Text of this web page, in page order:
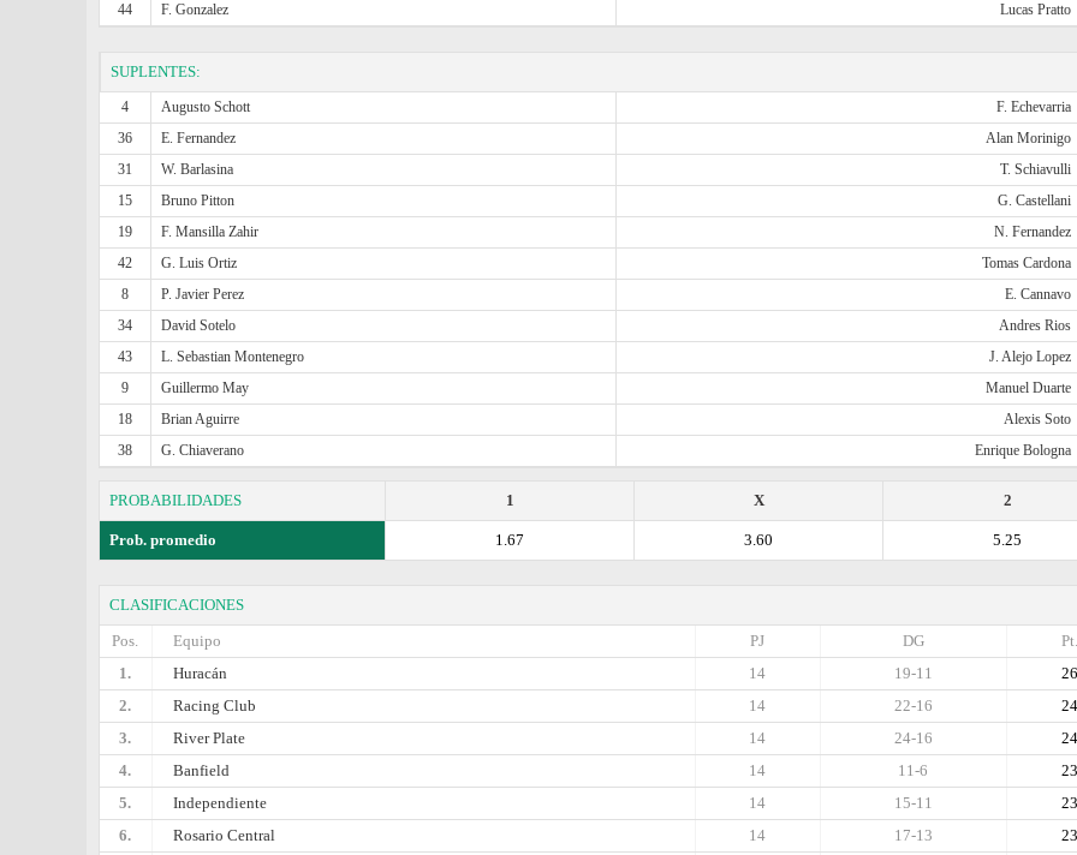
44
F. Gonzalez Lucas Pratto
SUPLENTES:
4 Augusto Schott F. Echevarria
36
E. Fernandez Alan Morinigo
31
W. Barlasina T. Schiavulli
15
Bruno Pitton G. Castellani
19
F. Mansilla Zahir N. Fernandez
42
G. Luis Ortiz Tomas Cardona
8
P. Javier Perez E. Cannavo
34
David Sotelo Andres Rios
43
L. Sebastian Montenegro J. Alejo Lopez
9
Guillermo May Manuel Duarte
18
Brian Aguirre Alexis Soto
38
G. Chiaverano Enrique Bologna
PROBABILIDADES 2
X
1
Prob. promedio 5.25
3.60
1.67
CLASIFICACIONES
Pos.
Equipo Pt.
DG
PJ
1.
Huracán 26
19-11
14
2.
Racing Club 24
22-16
14
3.
River Plate 24
24-16
14
4.
Banfield 23
11-6
14
5.
Independiente 23
15-11
14
6.
Rosario Central 23
17-13
14